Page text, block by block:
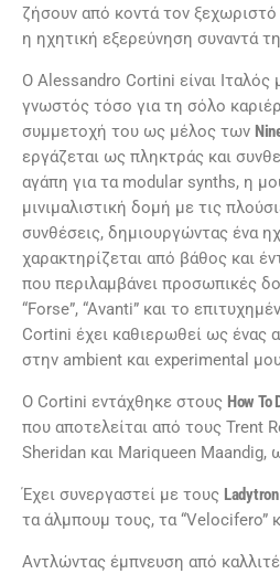
ζήσουν από κοντά τον
η ηχητική εξερεύνηση συναντά
Ο Alessandro Cortini είναι Ιταλός
γνωστός τόσο για τη σόλο
συμμετοχή του ως μέλος των
εργάζεται ως πληκτράς και
αγάπη για τα modular synths, η
μινιμαλιστική δομή με τις
συνθέσεις, δημιουργώντας ένα
χαρακτηρίζεται από βάθος και
που περιλαμβάνει προσωπικές
“Forse”, “Avanti” και το
Cortini έχει καθιερωθεί ως
στην ambient και experimental
Ο Cortini εντάχθηκε στους How To
που αποτελείται από τους Trent
Sheridan και Mariqueen Maandig,
Έχει συνεργαστεί με τους Ladytron
τα άλμπουμ τους, τα “Velocifero”
Αντλώντας έμπνευση από